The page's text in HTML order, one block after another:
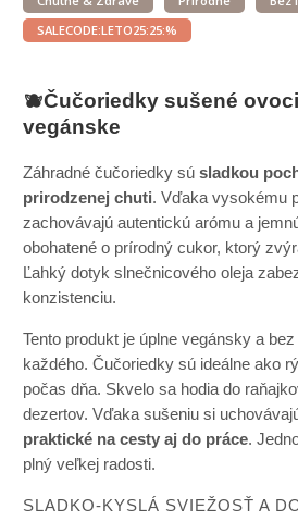
SALECODE:LETO25:25:%
🫐Čučoriedky sušené
vegánske
Záhradné čučoriedky sú sladkou
prirodzenej chuti. Vďaka vysokému
zachovávajú autentickú arómu a
obohatené o prírodný cukor, ktorý
Ľahký dotyk slnečnicového oleja
konzistenciu.
Tento produkt je úplne vegánsky a
každého. Čučoriedky sú ideálne ako
počas dňa. Skvelo sa hodia do
dezertov. Vďaka sušeniu si
praktické na cesty aj do práce.
plný veľkej radosti.
SLADKO-KYSLÁ SVIEŽOSŤ A